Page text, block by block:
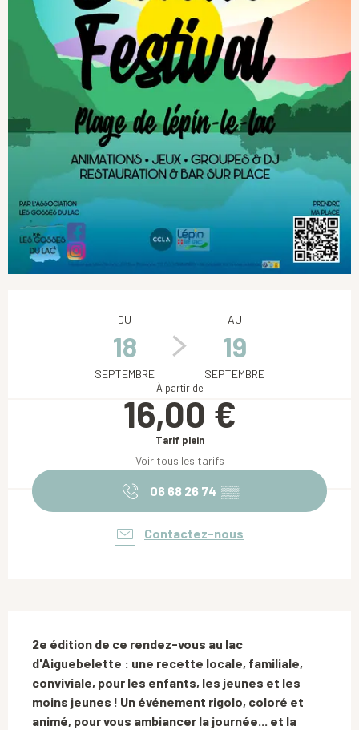
DU
18
SEPTEMBRE
AU
19
SEPTEMBRE
À partir de
16,00 €
Tarif plein
Voir tous les tarifs
06 68 26 74 ▒▒
Contactez-nous
2e édition de ce rendez-vous au lac
d'Aiguebelette : une recette locale, familiale,
conviviale, pour les enfants, les jeunes et les
moins jeunes ! Un événement rigolo, coloré et
animé, pour vous ambiancer la journée... et la